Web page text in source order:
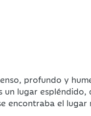
profundo y
lugar
encontraba el